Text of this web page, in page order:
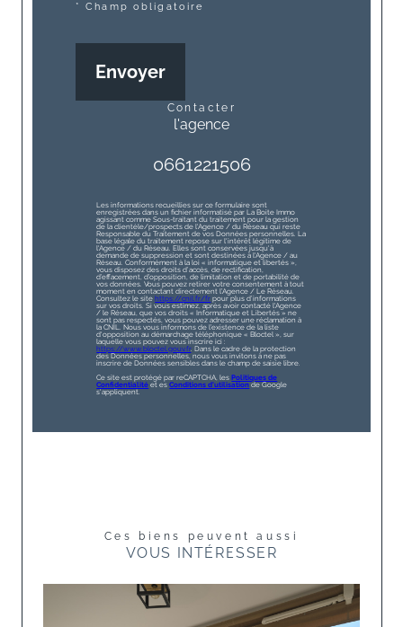
* Champ obligatoire
Envoyer
contacter
l'agence
0661221506
Les informations recueillies sur ce formulaire sont
enregistrées dans un fichier informatisé par La Boite Immo
agissant comme Sous-traitant du traitement pour la gestion
de la clientèle/prospects de l'Agence / du Réseau qui reste
Responsable du Traitement de vos Données personnelles. La
base légale du traitement repose sur l'intérêt légitime de
l'Agence / du Réseau. Elles sont conservées jusqu'à
demande de suppression et sont destinées à l'Agence / au
Réseau. Conformément à la loi « informatique et libertés »,
vous disposez des droits d’accès, de rectification,
d’effacement, d’opposition, de limitation et de portabilité de
vos données. Vous pouvez retirer votre consentement à tout
moment en contactant directement l’Agence / Le Réseau.
Consultez le site https://cnil.fr/fr pour plus d’informations
sur vos droits. Si vous estimez, après avoir contacté l'Agence
/ le Réseau, que vos droits « Informatique et Libertés » ne
sont pas respectés, vous pouvez adresser une réclamation à
la CNIL. Nous vous informons de l’existence de la liste
d'opposition au démarchage téléphonique « Bloctel », sur
laquelle vous pouvez vous inscrire ici :
https://www.bloctel.gouv.fr. Dans le cadre de la protection
des Données personnelles, nous vous invitons à ne pas
inscrire de Données sensibles dans le champ de saisie libre.
Ce site est protégé par reCAPTCHA, les Politiques de
Confidentialité et esConditions d'utilisation de Google
s'appliquent.
Ces biens peuvent aussi
VOUS INTÉRESSER